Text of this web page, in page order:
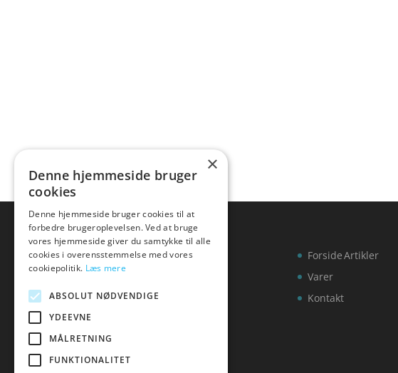
Forside
Varer
Kontakt
Artikler
×
Denne hjemmeside bruger
cookies
Denne hjemmeside bruger cookies til at
forbedre brugeroplevelsen. Ved at bruge
vores hjemmeside giver du samtykke til alle
cookies i overensstemmelse med vores
cookiepolitik. Læs mere
ABSOLUT NØDVENDIGE
YDEEVNE
MÅLRETNING
FUNKTIONALITET